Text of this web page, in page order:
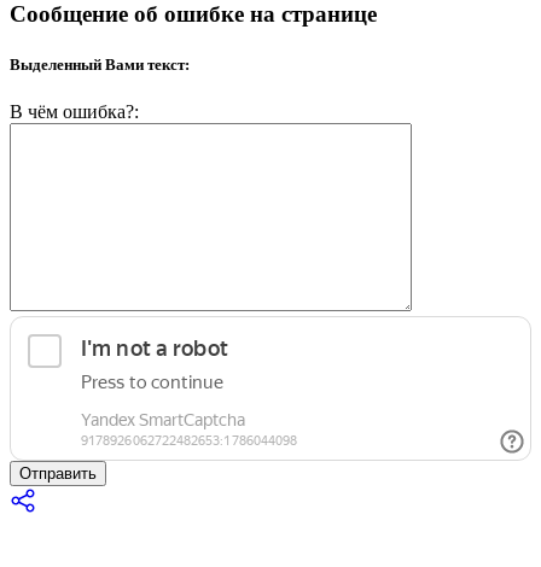
Сообщение об ошибке на странице
Выделенный Вами текст:
В чём ошибка?:
Отправить